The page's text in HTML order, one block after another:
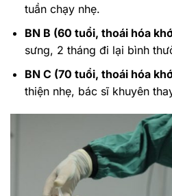
tuần chạy nhẹ.
BN B (60 tuổi, thoái hóa
sưng, 2 tháng đi lại bình
BN C (70 tuổi, thoái hóa
thiện nhẹ, bác sĩ khuyên